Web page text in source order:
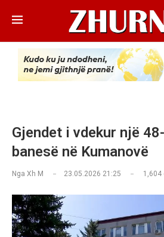
Gjendet i vdekur një
banesë në Kumanovë
Nga Xh M 23.05.2026 21:25 1,604